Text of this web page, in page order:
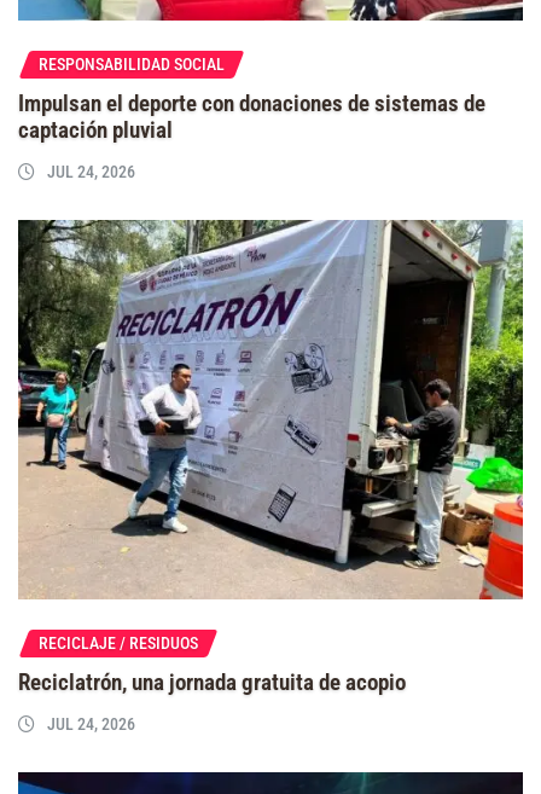
RESPONSABILIDAD SOCIAL
Impulsan el deporte con donaciones de sistemas de
captación pluvial
JUL 24, 2026
RECICLAJE / RESIDUOS
Reciclatrón, una jornada gratuita de acopio
JUL 24, 2026